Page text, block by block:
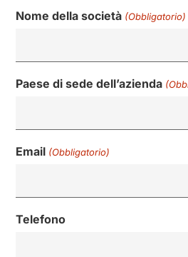
Nome della società (Obbligatorio)
Paese di sede dell’azienda
Email (Obbligatorio)
Telefono